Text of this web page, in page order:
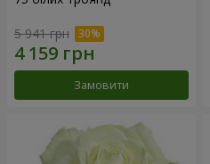
5 941 грн
Замовити